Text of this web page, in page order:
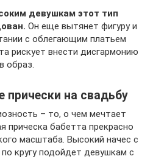
девушкам этот тип
Он еще вытянет фигуру и
с облегающим платьем
рискует внести дисгармонию
в образ.
прически на свадьбу
– то, о чем мечтает
прическа бабетта прекрасно
масштаба. Высокий начес с
кругу подойдет девушкам с